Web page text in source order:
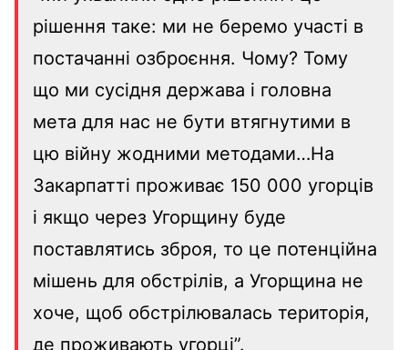
рішення таке: ми не беремо участі в
постачанні озброєння. Чому? Тому
що ми сусідня держава і головна
мета для нас не бути втягнутими в
цю війну жодними методами…На
Закарпатті проживає 150 000 угорців
і якщо через Угорщину буде
поставлятись зброя, то це потенційна
мішень для обстрілів, а Угорщина не
хоче, щоб обстрілювалась територія,
де проживають угорці”.